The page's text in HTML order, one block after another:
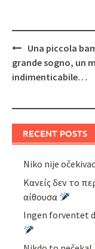
Post
navigation
Una piccola
grande sogno, un
indimenticabile…
RECENT POSTS
Niko nije
Κανείς δεν το
αίθουσα
Ingen forventet